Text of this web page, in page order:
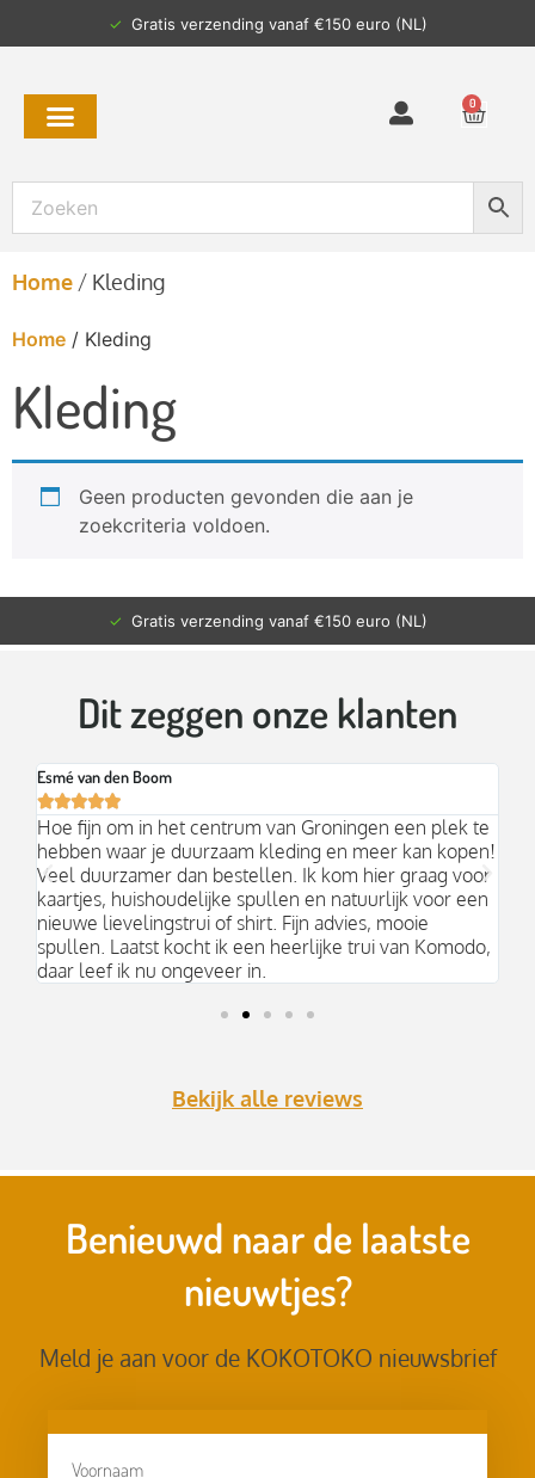
✓ Gratis verzending vanaf €150 euro (NL)
0
Home / Kleding
Home / Kleding
Kleding
Geen producten gevonden die aan je
zoekcriteria voldoen.
✓ Gratis verzending vanaf €150 euro (NL)
Dit zeggen onze klanten
Esmé van den Boom

Hoe fijn om in het centrum van Groningen een plek te
hebben waar je duurzaam kleding en meer kan kopen!
Veel duurzamer dan bestellen. Ik kom hier graag voor
kaartjes, huishoudelijke spullen en natuurlijk voor een
nieuwe lievelingstrui of shirt. Fijn advies, mooie
spullen. Laatst kocht ik een heerlijke trui van Komodo,
daar leef ik nu ongeveer in.
Bekijk alle reviews
Benieuwd naar de laatste
nieuwtjes?
Meld je aan voor de KOKOTOKO nieuwsbrief